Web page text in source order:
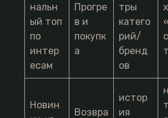
нальн
ый топ
по
интер
есам
Прогре
в и
покупк
а
тры
катего
рий/
бренд
ов
Новин
Возвра
истор
ия